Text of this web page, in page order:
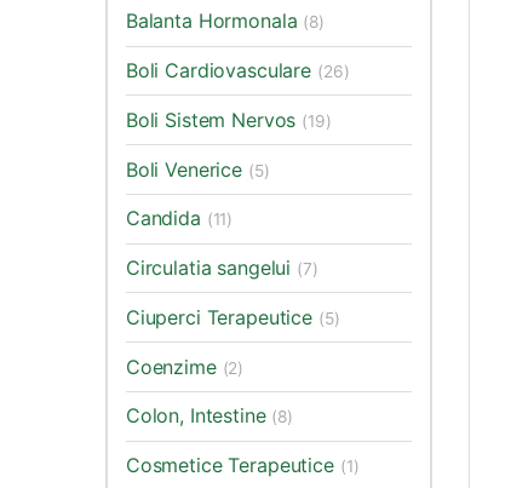
Balanta Hormonala (8)
Boli Cardiovasculare (26)
Boli Sistem Nervos (19)
Boli Venerice (5)
Candida (11)
Circulatia sangelui (7)
Ciuperci Terapeutice (5)
Coenzime (2)
Colon, Intestine (8)
Cosmetice Terapeutice (1)